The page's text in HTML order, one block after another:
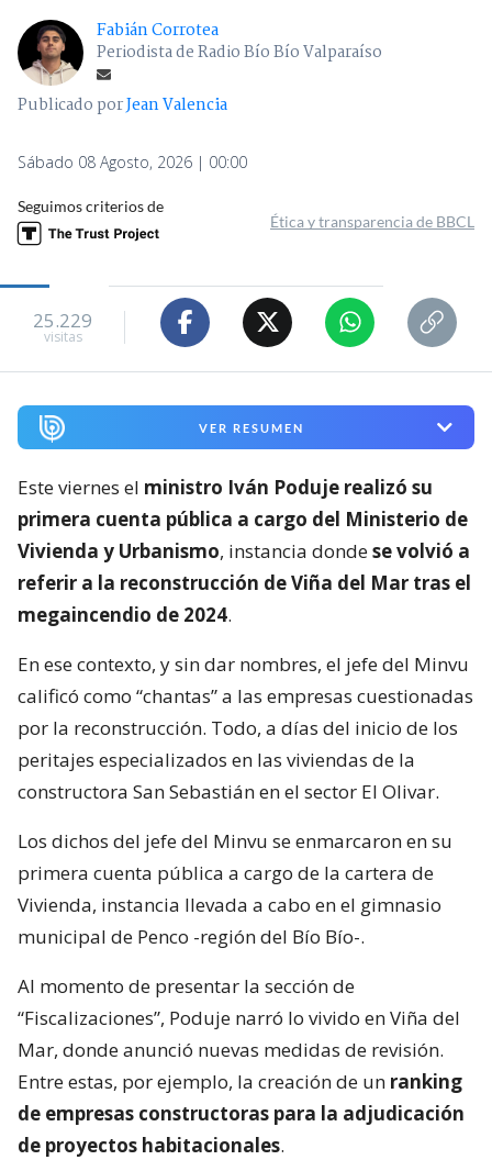
Fabián Corrotea
Periodista de Radio Bío Bío Valparaíso
Publicado porJean Valencia
Sábado 08 Agosto, 2026 | 00:00
Seguimos criterios de
Ética y transparencia de BBCL
25.229
visitas
VER RESUMEN
Este viernes el ministro Iván Poduje realizó su
primera cuenta pública a cargo del Ministerio de
Vivienda y Urbanismo, instancia dondese volvió a
referir a la reconstrucción de Viña del Mar tras el
megaincendio de 2024.
En ese contexto, y sin dar nombres, el jefe del Minvu
calificó como “chantas” a las empresas cuestionadas
por la reconstrucción. Todo, a días del inicio de los
peritajes especializados en las viviendas de la
constructora San Sebastián en el sector El Olivar.
Los dichos del jefe del Minvu se enmarcaron en su
primera cuenta pública a cargo de la cartera de
Vivienda, instancia llevada a cabo en el gimnasio
municipal de Penco -región del Bío Bío-.
Al momento de presentar la sección de
“Fiscalizaciones”, Poduje narró lo vivido en Viña del
Mar, donde anunció nuevas medidas de revisión.
Entre estas, por ejemplo, la creación de un ranking
de empresas constructoras para la adjudicación
de proyectos habitacionales.